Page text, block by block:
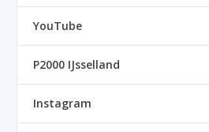
YouTube
P2000 IJsselland
Instagram